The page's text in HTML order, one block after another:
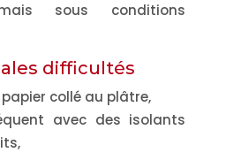
sous conditions
difficultés
collé au plâtre,
avec des isolants